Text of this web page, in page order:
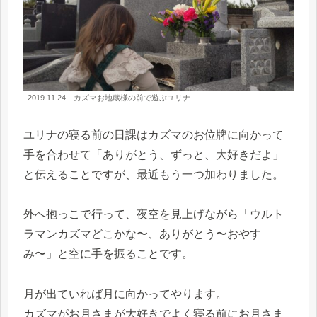
2019.11.24 カズマお地蔵様の前で遊ぶユリナ
ユリナの寝る前の日課はカズマのお位牌に向かって
手を合わせて「ありがとう、ずっと、大好きだよ」
と伝えることですが、最近もう一つ加わりました。
外へ抱っこで行って、夜空を見上げながら「ウルト
ラマンカズマどこかな〜、ありがとう〜おやす
み〜」と空に手を振ることです。
月が出ていれば月に向かってやります。
カズマがお月さまが大好きでよく寝る前にお月さま